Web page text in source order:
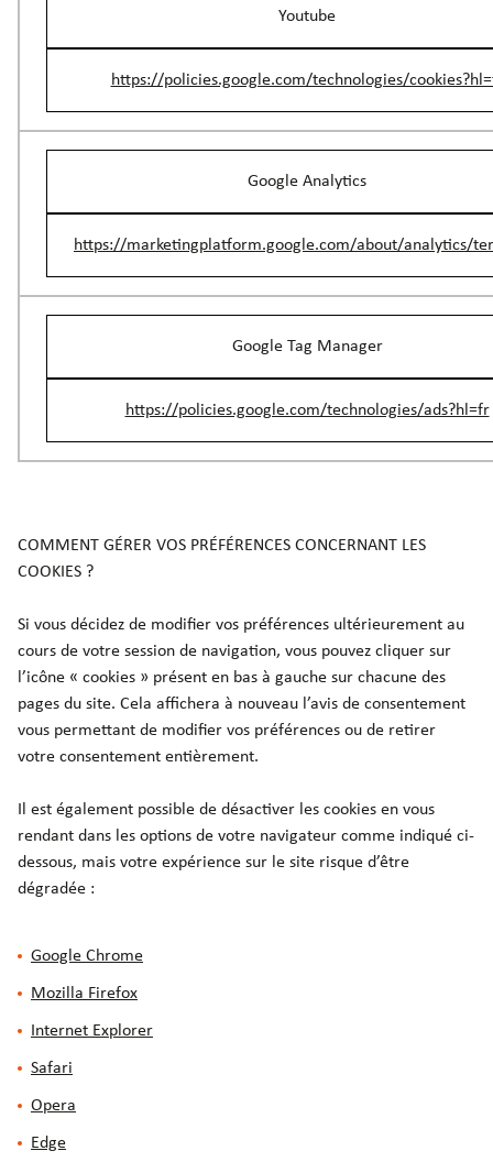
Youtube
https://policies.google.com/technologies/
Google Analytics
https://marketingplatform.google.com/about/analytics/
Google Tag Manager
https://policies.google.com/technologies/ads?hl=fr
COMMENT GÉRER VOS PRÉFÉRENCES CONCERNANT LES
COOKIES ?
Si vous décidez de modifier vos préférences ultérieurement au
cours de votre session de navigation, vous pouvez cliquer sur
l’icône « cookies » présent en bas à gauche sur chacune des
pages du site. Cela affichera à nouveau l’avis de consentement
vous permettant de modifier vos préférences ou de retirer
votre consentement entièrement.
Il est également possible de désactiver les cookies en vous
rendant dans les options de votre navigateur comme indiqué ci-
dessous, mais votre expérience sur le site risque d’être
dégradée :
Google Chrome
Mozilla Firefox
Internet Explorer
Safari
Opera
Edge